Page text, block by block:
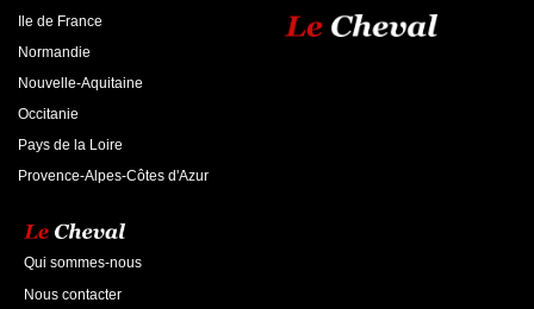
Ile de France
Normandie
Nouvelle-Aquitaine
Occitanie
Pays de la Loire
Provence-Alpes-Côtes d'Azur
Qui sommes-nous
Nous contacter